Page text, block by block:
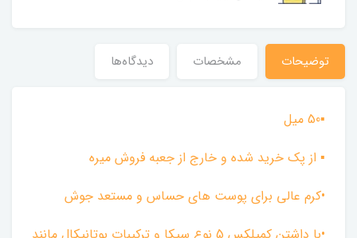
توضیحات مشخصات دیدگاه‌ها
▪︎50 میل
▪ از پک خرید شده و خارج از جعبه فروش میره
•کرم عالی برای پوست های حساس و مستعد جوش